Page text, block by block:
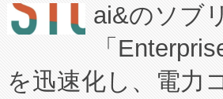
manufacturing™
たNeXは、バイ
従来のフェッドバ
ai&のソブ
「
を迅速化し、電力